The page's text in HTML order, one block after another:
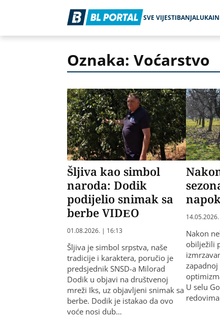
SVE VIJESTIBANJALUKA
Oznaka: Voćarstvo
Šljiva kao simbol
naroda: Dodik
podijelio snimak sa
berbe VIDEO
01.08.2026. | 16:13
Šljiva je simbol srpstva, naše
tradicije i karaktera, poručio je
predsjednik SNSD-a Milorad
Dodik u objavi na društvenoj
mreži Iks, uz objavljeni snimak sa
berbe. Dodik je istakao da ovo
voće nosi dub…
Nakon
obilježili
zapadnoj
U selu